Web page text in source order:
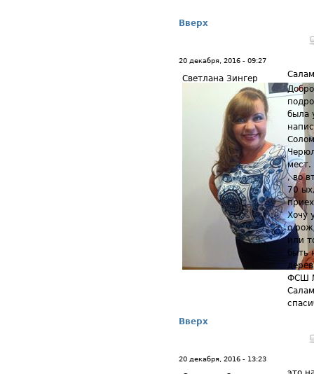
Вверх
20 декабря, 2016 - 09:27
Светлана Зингер
была
мест.
, во
70
Хочу
о
или
быть
ФСШ
Вверх
20 декабря, 2016 - 13:23